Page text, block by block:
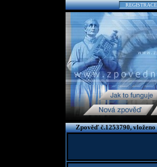
REGISTRACE
Zpověď č.1253790, vloženo